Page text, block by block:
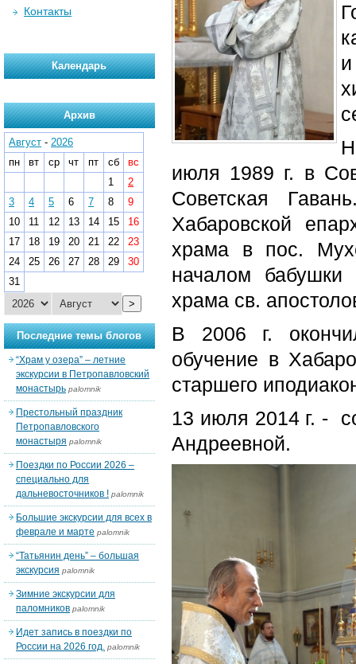
июля 1989 г. в
Советская
Хабаровской
храма в пос.
началом бабушки
храма св.
В 2006 г.
обучение в
старшего
13 июля 2014 г. -
Андреевной.
Контакты
Календарь
Архив
Август - 2026
пн
вт ср чт пт сб
вс
1
2
3
4 5 6 7 8
9
10
11 12 13 14 15
16
17
18 19 20 21 22
23
24
25 26 27 28 29
30
31
>
Последние темы блогов
“Храм у озера” – летние
экскурсии в Петропавловский
монастырь palomnik
Престольный праздник
Петропавловского
монастыря palomnik
Поездки по России 2026 –
специально для
дальневосточников ! palomnik
Большие экскурсии для всех в
феврале и марте palomnik
“Татьянин день” – большая
экскурсия palomnik
Зимние экскурсии для
паломников palomnik
Идет запись в поездки по
России на 2026 год. palomnik